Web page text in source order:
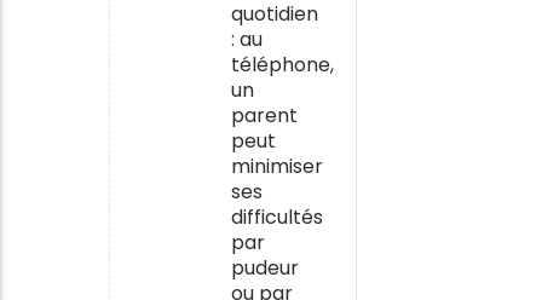
quotidien
: au
téléphone,
un
parent
peut
minimiser
ses
difficultés
par
pudeur
ou par